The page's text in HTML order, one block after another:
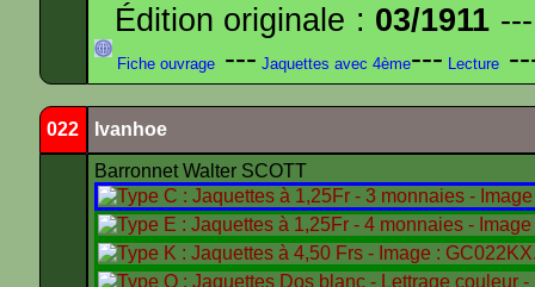
Édition originale : 03/1911
Fiche ouvrage --- Jaquettes avec 4ème--- Lecture
022 Ivanhoe
Barronnet Walter SCOTT